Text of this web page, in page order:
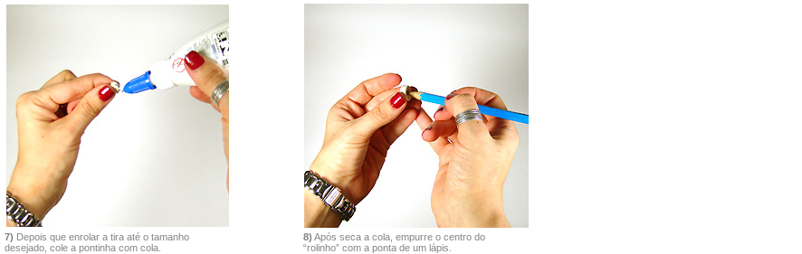
7) Depois que enrolar a tira até o tamanho
desejado, cole a pontinha com cola.
8) Após seca a cola, empurre o centro do
“rolinho” com a ponta de um lápis.